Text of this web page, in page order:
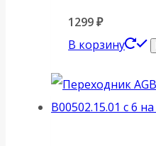
1299₽
В корзину